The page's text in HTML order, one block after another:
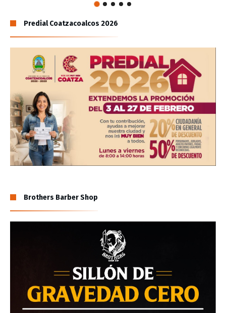
Predial Coatzacoalcos 2026
Brothers Barber Shop